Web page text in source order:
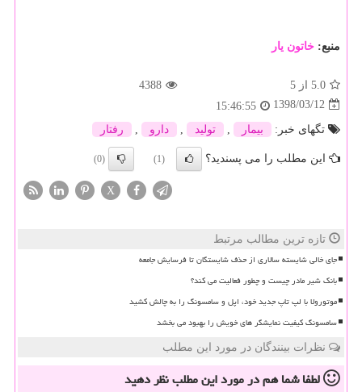
منبع: خاتون یار
5.0 از 5
4388
1398/03/12
15:46:55
تگهای خبر:
بیمار تولید دارو رفتار
این مطلب را می پسندید؟ (1)
(0)
X
تازه ترین مطالب مرتبط
جای خالی شایسته سالاری از حذف شایستگان تا فرسایش جامعه
بانک شیر مادر چیست و چطور فعالیت می کند؟
موتورولا با لپ تاپ جدید خود، اپل و سامسونگ را به چالش کشید
سامسونگ کیفیت نمایشگر های خویش را بهبود می بخشد
نظرات بینندگان در مورد این مطلب
لطفا شما همدر مورد این مطلبنظر دهید